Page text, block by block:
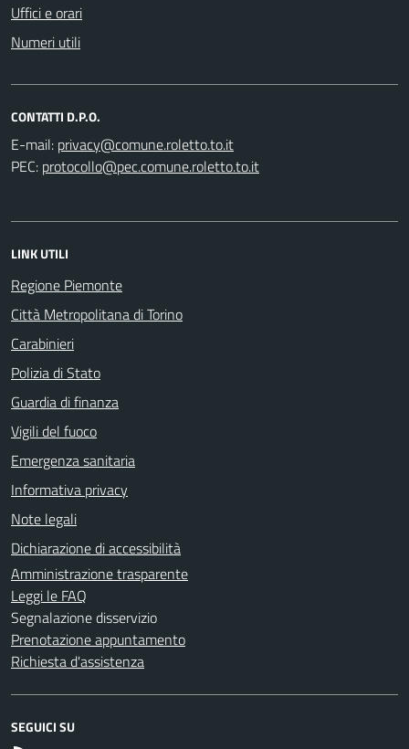
Uffici e orari
Numeri utili
CONTATTI D.P.O.
E-mail:
PEC:
LINK UTILI
Regione Piemonte
Città Metropolitana di Torino
Carabinieri
Polizia di Stato
Guardia di finanza
Vigili del fuoco
Emergenza sanitaria
Informativa privacy
Note legali
Dichiarazione di accessibilità
Amministrazione trasparente
Leggi le FAQ
Segnalazione disservizio
Prenotazione appuntamento
Richiesta d'assistenza
SEGUICI SU